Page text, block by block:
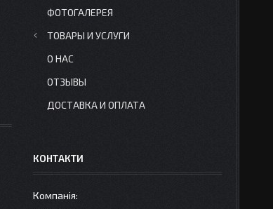
ФОТОГАЛЕРЕЯ
ТОВАРЫ И УСЛУГИ
О НАС
ОТЗЫВЫ
ДОСТАВКА И ОПЛАТА
КОНТАКТИ